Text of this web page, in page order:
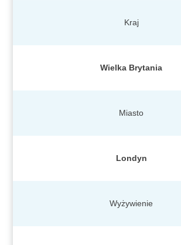
Kraj
Wielka Brytania
Miasto
Londyn
Wyżywienie